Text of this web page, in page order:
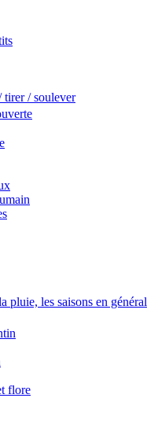
tirer / soulever
pluie, les saisons en général
flore